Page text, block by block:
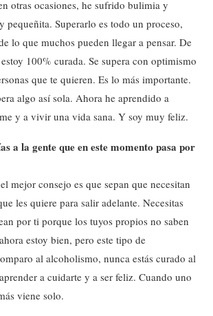
otras ocasiones, he sufrido bulimia y
pequeñita. Superarlo es todo un proceso,
lo que muchos pueden llegar a pensar. De
100% curada. Se supera con optimismo
que te quieren. Es lo más importante.
algo así sola. Ahora he aprendido a
y a vivir una vida sana. Y soy muy feliz.
a la gente que en este momento pasa por
mejor consejo es que sepan que necesitan
les quiere para salir adelante. Necesitas
por ti porque los tuyos propios no saben
estoy bien, pero este tipo de
al alcoholismo, nunca estás curado al
a cuidarte y a ser feliz. Cuando uno
viene solo.